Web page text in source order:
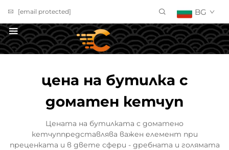
[email protected] BG
цена на бутилка с
доматен кетчуп
Цената на бутилката с доматено
кетчуппредставлява важен елемент при
преценката и в двете сфери - дребната и голямата